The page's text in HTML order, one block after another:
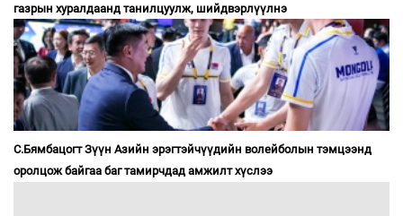
газрын хуралдаанд танилцуулж, шийдвэрлүүлнэ
С.Бямбацогт Зүүн Азийн эрэгтэйчүүдийн волейболын тэмцээнд
оролцож байгаа баг тамирчдад амжилт хүслээ